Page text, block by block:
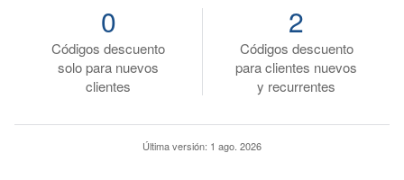
Códigos descuento
solo para nuevos
clientes
0
Códigos descuento
para clientes nuevos
y recurrentes
2
Última versión: 1 ago. 2026